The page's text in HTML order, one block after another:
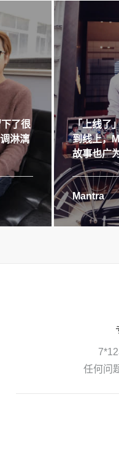
了很
淋漓
「上线了
到线上，
故事也广
Mantra
任何问